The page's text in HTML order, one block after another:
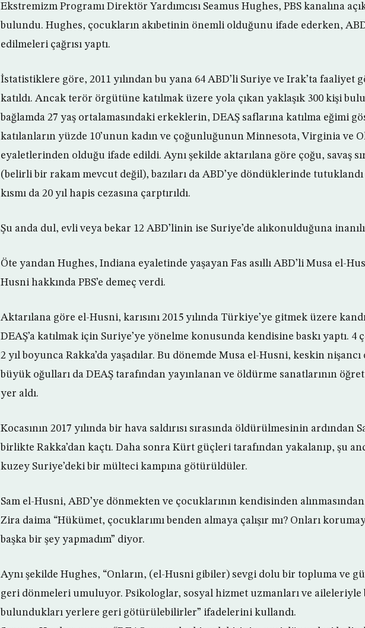
Ekstremizm Programı Direktör Yardımcısı Seamus Hughes, PBS kanalına
bulundu. Hughes, çocukların akıbetinin önemli olduğunu ifade ederken,
edilmeleri çağrısı yaptı.
İstatistiklere göre, 2011 yılından bu yana 64 ABD’li Suriye ve Irak’ta faaliyet
katıldı. Ancak terör örgütüne katılmak üzere yola çıkan yaklaşık 300 kişi
bağlamda 27 yaş ortalamasındaki erkeklerin, DEAŞ saflarına katılma eğimi
katılanların yüzde 10’unun kadın ve çoğunluğunun Minnesota, Virginia ve
eyaletlerinden olduğu ifade edildi. Aynı şekilde aktarılana göre çoğu, savaş
(belirli bir rakam mevcut değil), bazıları da ABD’ye döndüklerinde
kısmı da 20 yıl hapis cezasına çarptırıldı.
Şu anda dul, evli veya bekar 12 ABD’linin ise Suriye’de alıkonulduğuna
Öte yandan Hughes, Indiana eyaletinde yaşayan Fas asıllı ABD’li Musa el-
Husni hakkında PBS’e demeç verdi.
Aktarılana göre el-Husni, karısını 2015 yılında Türkiye’ye gitmek üzere
DEAŞ’a katılmak için Suriye’ye yönelme konusunda kendisine baskı yaptı.
2 yıl boyunca Rakka’da yaşadılar. Bu dönemde Musa el-Husni, keskin
büyük oğulları da DEAŞ tarafından yayınlanan ve öldürme sanatlarının
yer aldı.
Kocasının 2017 yılında bir hava saldırısı sırasında öldürülmesinin ardından
birlikte Rakka’dan kaçtı. Daha sonra Kürt güçleri tarafından yakalanıp, şu
kuzey Suriye’deki bir mülteci kampına götürüldüler.
Sam el-Husni, ABD’ye dönmekten ve çocuklarının kendisinden
Zira daima “Hükümet, çocuklarımı benden almaya çalışır mı? Onları
başka bir şey yapmadım” diyor.
Aynı şekilde Hughes, “Onların, (el-Husni gibiler) sevgi dolu bir topluma ve
geri dönmeleri umuluyor. Psikologlar, sosyal hizmet uzmanları ve
bulundukları yerlere geri götürülebilirler” ifadelerini kullandı.